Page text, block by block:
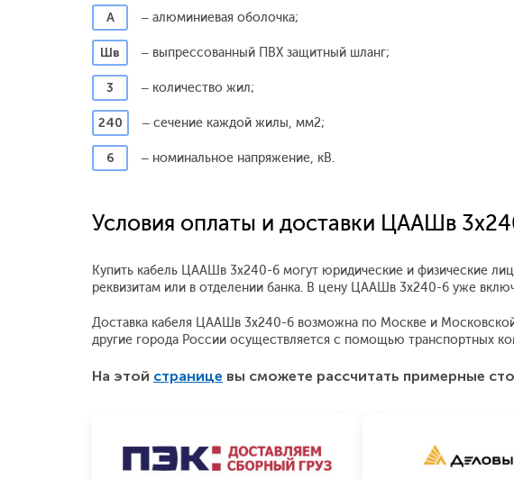
А – алюминиевая оболочка;
Шв – выпрессованный ПВХ защитный шланг;
3 – количество жил;
240 – сечение каждой жилы, мм2;
6 – номинальное напряжение, кВ.
Условия оплаты и доставки ЦААШв
Купить кабель ЦААШв 3х240-6 могут юридические и физические
реквизитам или в отделении банка. В цену ЦААШв 3х240-6 уже
Доставка кабеля ЦААШв 3х240-6 возможна по Москве и
другие города России осуществляется с помощью транспортных
На этой странице вы сможете рассчитать примерные